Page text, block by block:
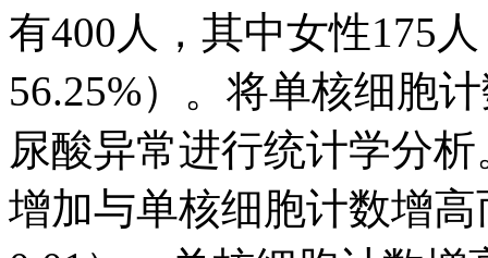
有400人，其中女性175
56.25%）。将单核细胞
尿酸异常进行统计学分
增加与单核细胞计数增高